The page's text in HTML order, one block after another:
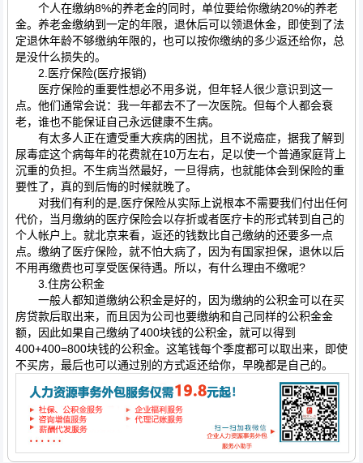
个人在缴纳8%的养老金的同时，单位要给你缴纳20%的养老
金。养老金缴纳到一定的年限，退休后可以领退休金，即使到了法
定退休年龄不够缴纳年限的，也可以按你缴纳的多少返还给你，总
是没什么损失的。
2.医疗保险(医疗报销)
医疗保险的重要性想必不用多说，但年轻人很少意识到这一
点。他们通常会说：我一年都去不了一次医院。但每个人都会衰
老，谁也不能保证自己永远健康不生病。
有太多人正在遭受重大疾病的困扰，且不说癌症，据我了解到
尿毒症这个病每年的花费就在10万左右，足以使一个普通家庭背上
沉重的负担。不生病当然最好，一旦得病，也就能体会到保险的重
要性了，真的到后悔的时候就晚了。
对我们有利的是,医疗保险从实际上说根本不需要我们付出任何
代价，当月缴纳的医疗保险会以存折或者医疗卡的形式转到自己的
个人帐户上。就北京来看，返还的钱数比自己缴纳的还要多一点
点。缴纳了医疗保险，就不怕大病了，因为有国家担保，退休以后
不用再缴费也可享受医保待遇。所以，有什么理由不缴呢?
3.住房公积金
一般人都知道缴纳公积金是好的，因为缴纳的公积金可以在买
房贷款后取出来，而且因为公司也要缴纳和自己同样的公积金金
额，因此如果自己缴纳了400块钱的公积金，就可以得到
400+400=800块钱的公积金。这笔钱每个季度都可以取出来，即使
不买房，最后也可以通过别的方式返还给你，早晚都是自己的。